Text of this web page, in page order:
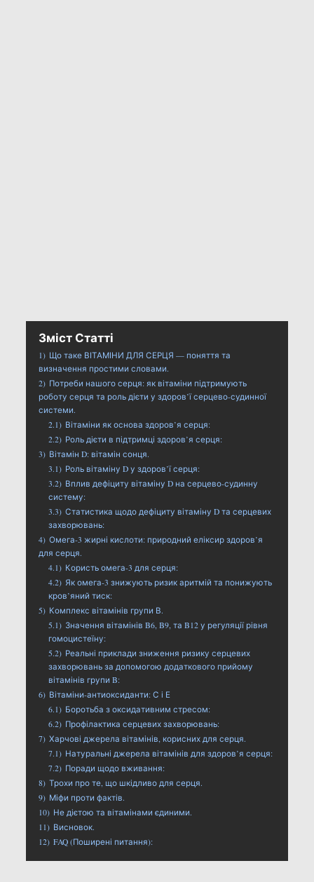
Зміст Статті
1) Що таке ВІТАМІНИ ДЛЯ СЕРЦЯ — поняття та
визначення простими словами.
2) Потреби нашого серця: як вітаміни підтримують
роботу серця та роль дієти у здоров’ї серцево-судинної
системи.
2.1) Вітаміни як основа здоров’я серця:
2.2) Роль дієти в підтримці здоров’я серця:
3) Вітамін D: вітамін сонця.
3.1) Роль вітаміну D у здоров’ї серця:
3.2) Вплив дефіциту вітаміну D на серцево-судинну
систему:
3.3) Статистика щодо дефіциту вітаміну D та серцевих
захворювань:
4) Омега-3 жирні кислоти: природний еліксир здоров’я
для серця.
4.1) Користь омега-3 для серця:
4.2) Як омега-3 знижують ризик аритмій та понижують
кров’яний тиск:
5) Комплекс вітамінів групи В.
5.1) Значення вітамінів B6, B9, та B12 у регуляції рівня
гомоцистеїну:
5.2) Реальні приклади зниження ризику серцевих
захворювань за допомогою додаткового прийому
вітамінів групи B:
6) Вітаміни-антиоксиданти: С і Е
6.1) Боротьба з оксидативним стресом:
6.2) Профілактика серцевих захворювань:
7) Харчові джерела вітамінів, корисних для серця.
7.1) Натуральні джерела вітамінів для здоров’я серця:
7.2) Поради щодо вживання:
8) Трохи про те, що шкідливо для серця.
9) Міфи проти фактів.
10) Не дієтою та вітамінами єдиними.
11) Висновок.
12) FAQ (Поширені питання):